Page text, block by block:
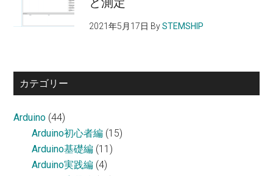
2021年5月17日 BySTEMSHIP
カテゴリー
Arduino (44)
Arduino初心者編 (15)
Arduino基礎編 (11)
Arduino実践編 (4)